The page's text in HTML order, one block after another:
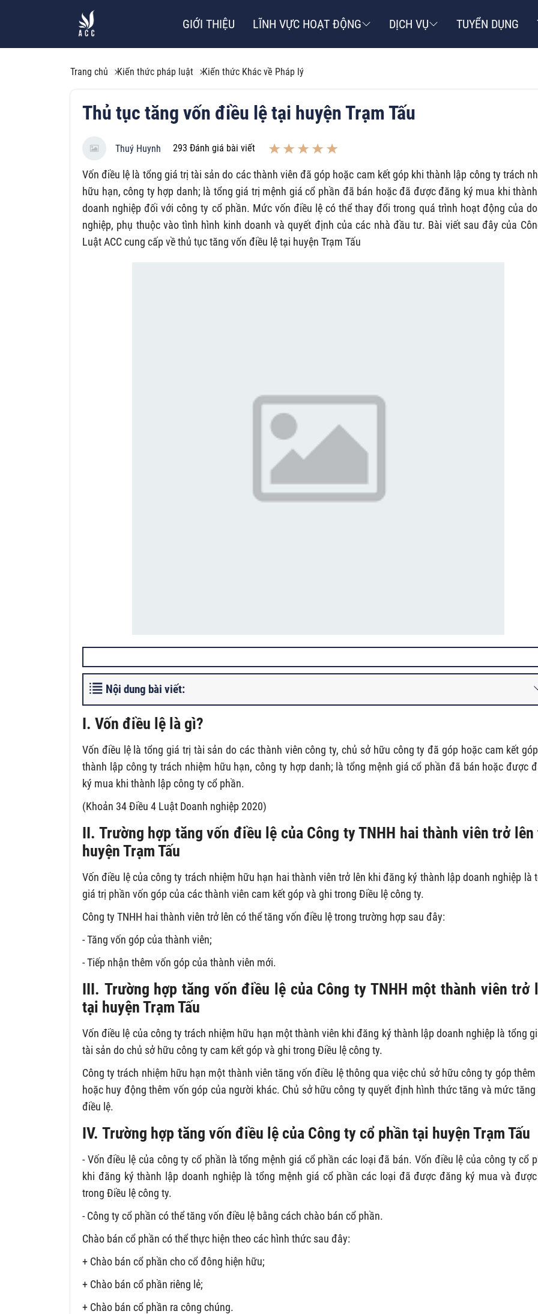
GIỚI THIỆU LĨNH VỰC HOẠT ĐỘNG DỊCH VỤ TUYỂN DỤNG
Trang chủ Kiến thức pháp luật Kiến thức Khác về Pháp lý
Thủ tục tăng vốn điều lệ tại huyện Trạm Tấu
Thuý Huynh 293 Đánh giá bài viết
Vốn điều lệ là tổng giá trị tài sản do các thành viên đã góp hoặc cam kết góp khi thành lập công ty trách
hữu hạn, công ty hợp danh; là tổng giá trị mệnh giá cổ phần đã bán hoặc đã được đăng ký mua khi
doanh nghiệp đối với công ty cổ phần. Mức vốn điều lệ có thể thay đổi trong quá trình hoạt động của
nghiệp, phụ thuộc vào tình hình kinh doanh và quyết định của các nhà đầu tư. Bài viết sau đây của
Luật ACC cung cấp về thủ tục tăng vốn điều lệ tại huyện Trạm Tấu
Nội dung bài viết:
I. Vốn điều lệ là gì?
Vốn điều lệ là tổng giá trị tài sản do các thành viên công ty, chủ sở hữu công ty đã góp hoặc cam kết
thành lập công ty trách nhiệm hữu hạn, công ty hợp danh; là tổng mệnh giá cổ phần đã bán hoặc được
ký mua khi thành lập công ty cổ phần.
(Khoản 34 Điều 4 Luật Doanh nghiệp 2020)
II. Trường hợp tăng vốn điều lệ của Công ty TNHH hai thành viên trở lên
huyện Trạm Tấu
Vốn điều lệ của công ty trách nhiệm hữu hạn hai thành viên trở lên khi đăng ký thành lập doanh nghiệp là
giá trị phần vốn góp của các thành viên cam kết góp và ghi trong Điều lệ công ty.
Công ty TNHH hai thành viên trở lên có thể tăng vốn điều lệ trong trường hợp sau đây:
- Tăng vốn góp của thành viên;
- Tiếp nhận thêm vốn góp của thành viên mới.
III. Trường hợp tăng vốn điều lệ của Công ty TNHH một thành viên trở
tại huyện Trạm Tấu
Vốn điều lệ của công ty trách nhiệm hữu hạn một thành viên khi đăng ký thành lập doanh nghiệp là tổng
tài sản do chủ sở hữu công ty cam kết góp và ghi trong Điều lệ công ty.
Công ty trách nhiệm hữu hạn một thành viên tăng vốn điều lệ thông qua việc chủ sở hữu công ty góp thêm
hoặc huy động thêm vốn góp của người khác. Chủ sở hữu công ty quyết định hình thức tăng và mức tăng
điều lệ.
IV. Trường hợp tăng vốn điều lệ của Công ty cổ phần tại huyện Trạm Tấu
- Vốn điều lệ của công ty cổ phần là tổng mệnh giá cổ phần các loại đã bán. Vốn điều lệ của công ty cổ
khi đăng ký thành lập doanh nghiệp là tổng mệnh giá cổ phần các loại đã được đăng ký mua và
trong Điều lệ công ty.
- Công ty cổ phần có thể tăng vốn điều lệ bằng cách chào bán cổ phần.
Chào bán cổ phần có thể thực hiện theo các hình thức sau đây:
+ Chào bán cổ phần cho cổ đông hiện hữu;
+ Chào bán cổ phần riêng lẻ;
+ Chào bán cổ phần ra công chúng.